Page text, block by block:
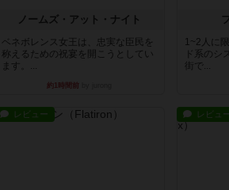
ノームズ・アット・ナイト
ベネボレンス女王は、忠実な臣民を
称えるための祝宴を開こうとしてい
ます。...
約1時間前
1~2人に
ド系のシ
街で...
レビュー レビュ